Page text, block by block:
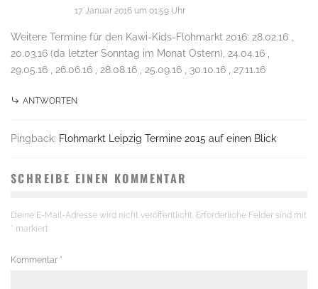
17. Januar 2016 um 01:59 Uhr
Weitere Termine für den Kawi-Kids-Flohmarkt 2016: 28.02.16 ,
20.03.16 (da letzter Sonntag im Monat Ostern), 24.04.16 ,
29.05.16 , 26.06.16 , 28.08.16 , 25.09.16 , 30.10.16 , 27.11.16
ANTWORTEN
Pingback: Flohmarkt Leipzig Termine 2015 auf einen Blick
SCHREIBE EINEN KOMMENTAR
Deine E-Mail-Adresse wird nicht veröffentlicht. Erforderliche Felder sind mit
* markiert
Kommentar *